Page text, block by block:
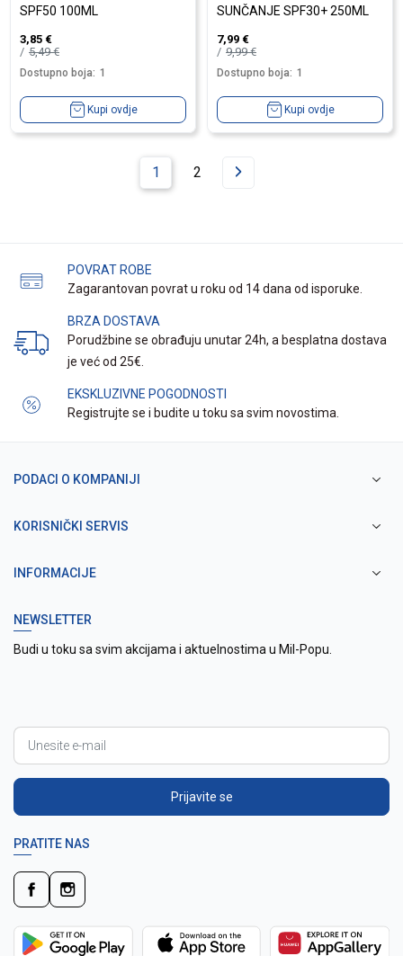
SPF50 100ML
3,85 €
5,49€
Dostupno boja: 1
Kupi ovdje
SUNČANJE SPF30+ 250ML
7,99 €
9,99€
Dostupno boja: 1
Kupi ovdje
1 2
POVRAT ROBE
Zagarantovan povrat u roku od 14 dana od isporuke.
BRZA DOSTAVA
Porudžbine se obrađuju unutar 24h, a besplatna dostava
je već od 25€.
EKSKLUZIVNE POGODNOSTI
Registrujte se i budite u toku sa svim novostima.
PODACI O KOMPANIJI
KORISNIČKI SERVIS
INFORMACIJE
NEWSLETTER
Budi u toku sa svim akcijama i aktuelnostima u Mil-Popu.
Prijavite se
PRATITE NAS